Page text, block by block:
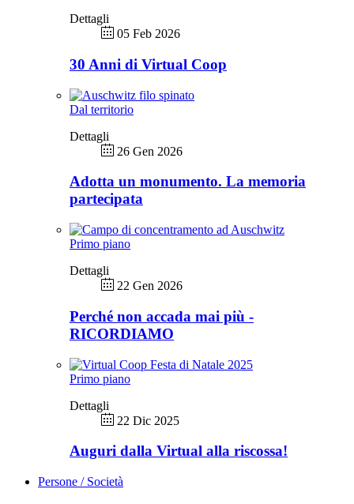
Dettagli
05 Feb 2026
30 Anni di Virtual Coop
Dal territorio
Dettagli
26 Gen 2026
Adotta un monumento. La memoria
partecipata
Primo piano
Dettagli
22 Gen 2026
Perché non accada mai più -
RICORDIAMO
Primo piano
Dettagli
22 Dic 2025
Auguri dalla Virtual alla riscossa!
Persone / Società